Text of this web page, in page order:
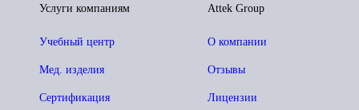
Attek Group
О компании
Отзывы
Лицензии
Услуги компаниям
Учебный центр
Мед. изделия
Сертификация